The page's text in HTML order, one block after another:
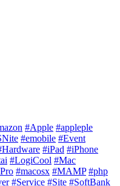
#Apple #appleple
#emobile #Event
#iPad #iPhone
#LogiCool #Mac
#macosx #MAMP #php
#Service #Site #SoftBank